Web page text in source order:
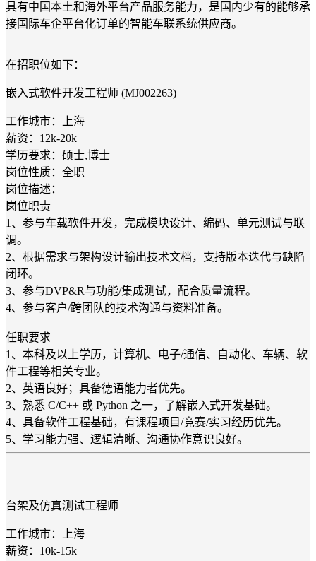
具有中国本土和海外平台产品服务能力，是国内少有的能够承
接国际车企平台化订单的智能车联系统供应商。
在招职位如下：
嵌入式软件开发工程师 (MJ002263)
工作城市：上海
薪资：12k-20k
学历要求：硕士,博士
岗位性质：全职
岗位描述：
岗位职责
1、参与车载软件开发，完成模块设计、编码、单元测试与联
调。
2、根据需求与架构设计输出技术文档，支持版本迭代与缺陷
闭环。
3、参与DVP&R与功能/集成测试，配合质量流程。
4、参与客户/跨团队的技术沟通与资料准备。
任职要求
1、本科及以上学历，计算机、电子/通信、自动化、车辆、软
件工程等相关专业。
2、英语良好；具备德语能力者优先。
3、熟悉 C/C++ 或 Python 之一，了解嵌入式开发基础。
4、具备软件工程基础，有课程项目/竞赛/实习经历优先。
5、学习能力强、逻辑清晰、沟通协作意识良好。
台架及仿真测试工程师
工作城市：上海
薪资：10k-15k